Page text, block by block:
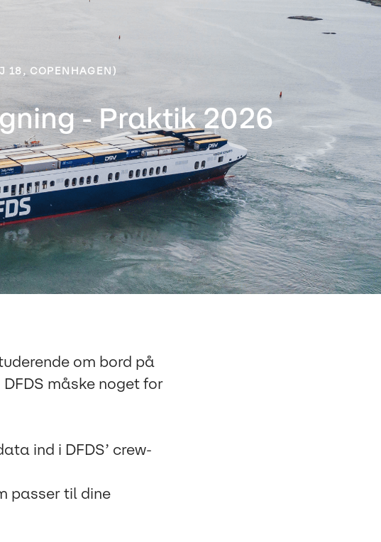
18, COPENHAGEN)
- Praktik 2026
om bord på
måske noget for
ind i DFDS’ crew-
passer til dine